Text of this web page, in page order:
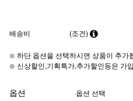
배송비 (조건)
⊙ 하단 옵션을 선택하시면 상품이 추가
⊙ 신상할인,기획특가,추가할인등은 가
옵션